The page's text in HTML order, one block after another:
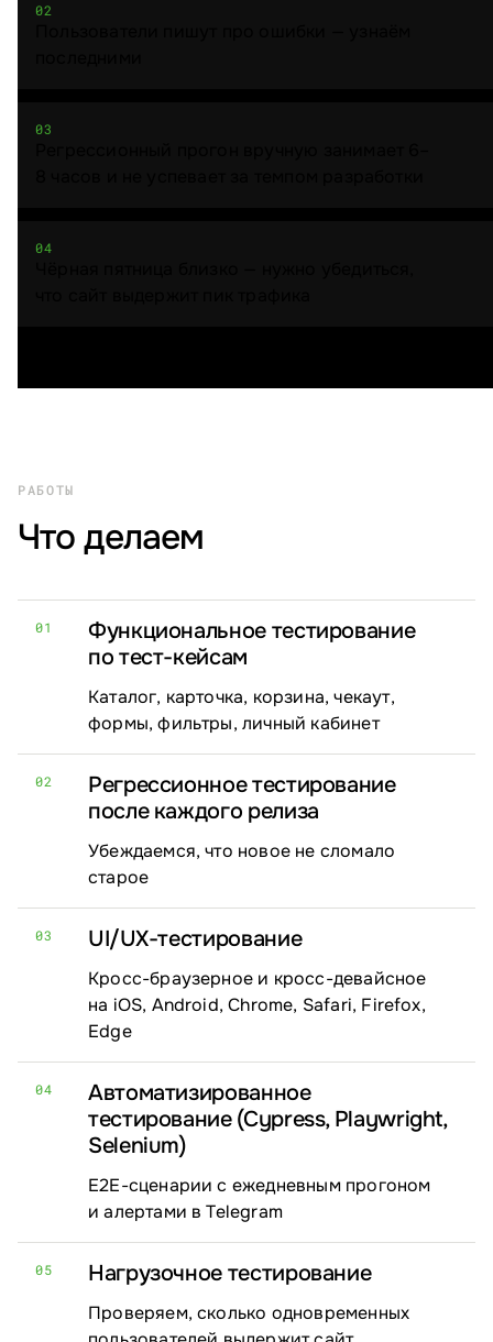
02
03
04
РАБОТЫ
Что делаем
01
Функциональное тестирование
по тест-кейсам
Каталог, карточка, корзина, чекаут,
формы, фильтры, личный кабинет
02
Регрессионное тестирование
после каждого релиза
Убеждаемся, что новое не сломало
старое
03 UI/⁠UX-тестирование
Кросс-браузерное и кросс-девайсное
на iOS, Android, Chrome, Safari, Firefox,
Edge
04
Автоматизированное
тестирование (Cypress, Playwright,
Selenium)
E2E-сценарии с ежедневным прогоном
и алертами в Telegram
05 Нагрузочное тестирование
Проверяем, сколько одновременных